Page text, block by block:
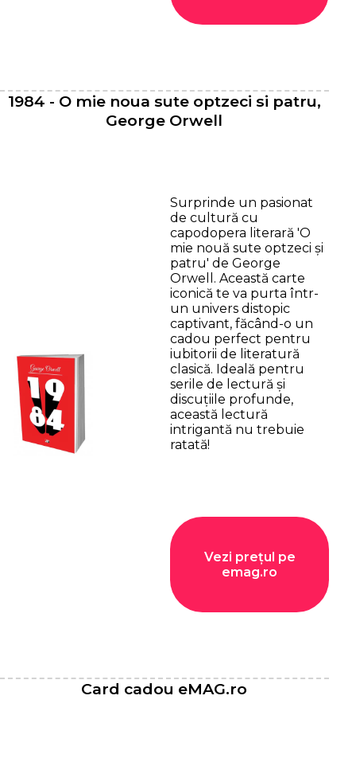
1984 - O mie noua sute optzeci si patru,
George Orwell
Surprinde un pasionat
de cultură cu
capodopera literară 'O
mie nouă sute optzeci și
patru' de George
Orwell. Această carte
iconică te va purta într-
un univers distopic
captivant, făcând-o un
cadou perfect pentru
iubitorii de literatură
clasică. Ideală pentru
serile de lectură și
discuțiile profunde,
această lectură
intrigantă nu trebuie
ratată!
Vezi prețul pe
emag.ro
Card cadou eMAG.ro